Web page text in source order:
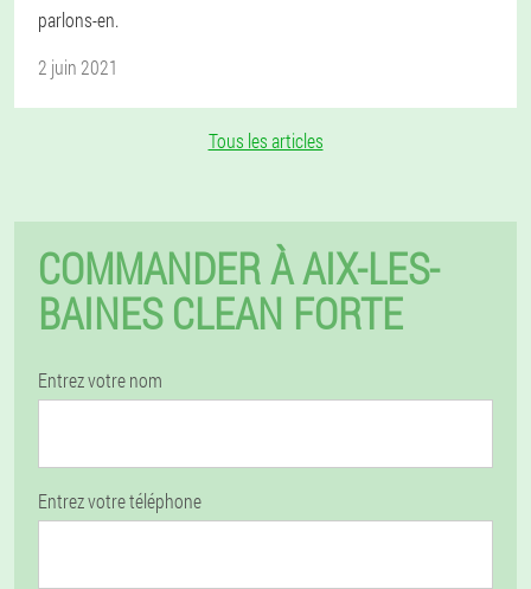
parlons-en.
2 juin 2021
Tous les articles
COMMANDER À AIX-LES-
BAINES CLEAN FORTE
Entrez votre nom
Entrez votre téléphone